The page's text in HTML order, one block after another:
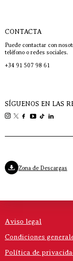
CONTACTA
Puede contactar con
teléfono o redes sociales.
+34 91 507 98 61
SÍGUENOS EN LAS
Zona de Descargas
Aviso legal
Condiciones
Política de